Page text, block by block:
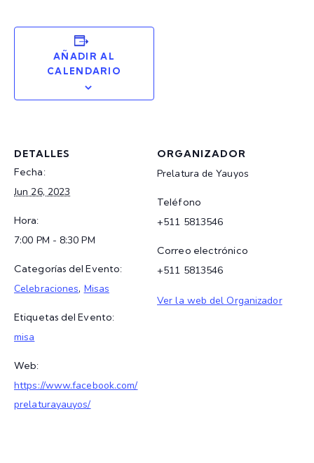
AÑADIR AL
CALENDARIO
DETALLES
Fecha:
Jun 26, 2023
Hora:
7:00 PM - 8:30 PM
Categorías del Evento:
Celebraciones, Misas
Etiquetas del Evento:
misa
Web:
https://www.facebook.com/
prelaturayauyos/
ORGANIZADOR
Prelatura de Yauyos
Teléfono
+511 5813546
Correo electrónico
+511 5813546
Ver la web del Organizador